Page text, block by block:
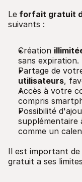
Le forfait gratuit
suivants :
Création
sans expiration.
Partage de
utilisateurs,
Accès à votre
compris
Possibilité
supplémentaire
comme un
Il est important
gratuit a ses